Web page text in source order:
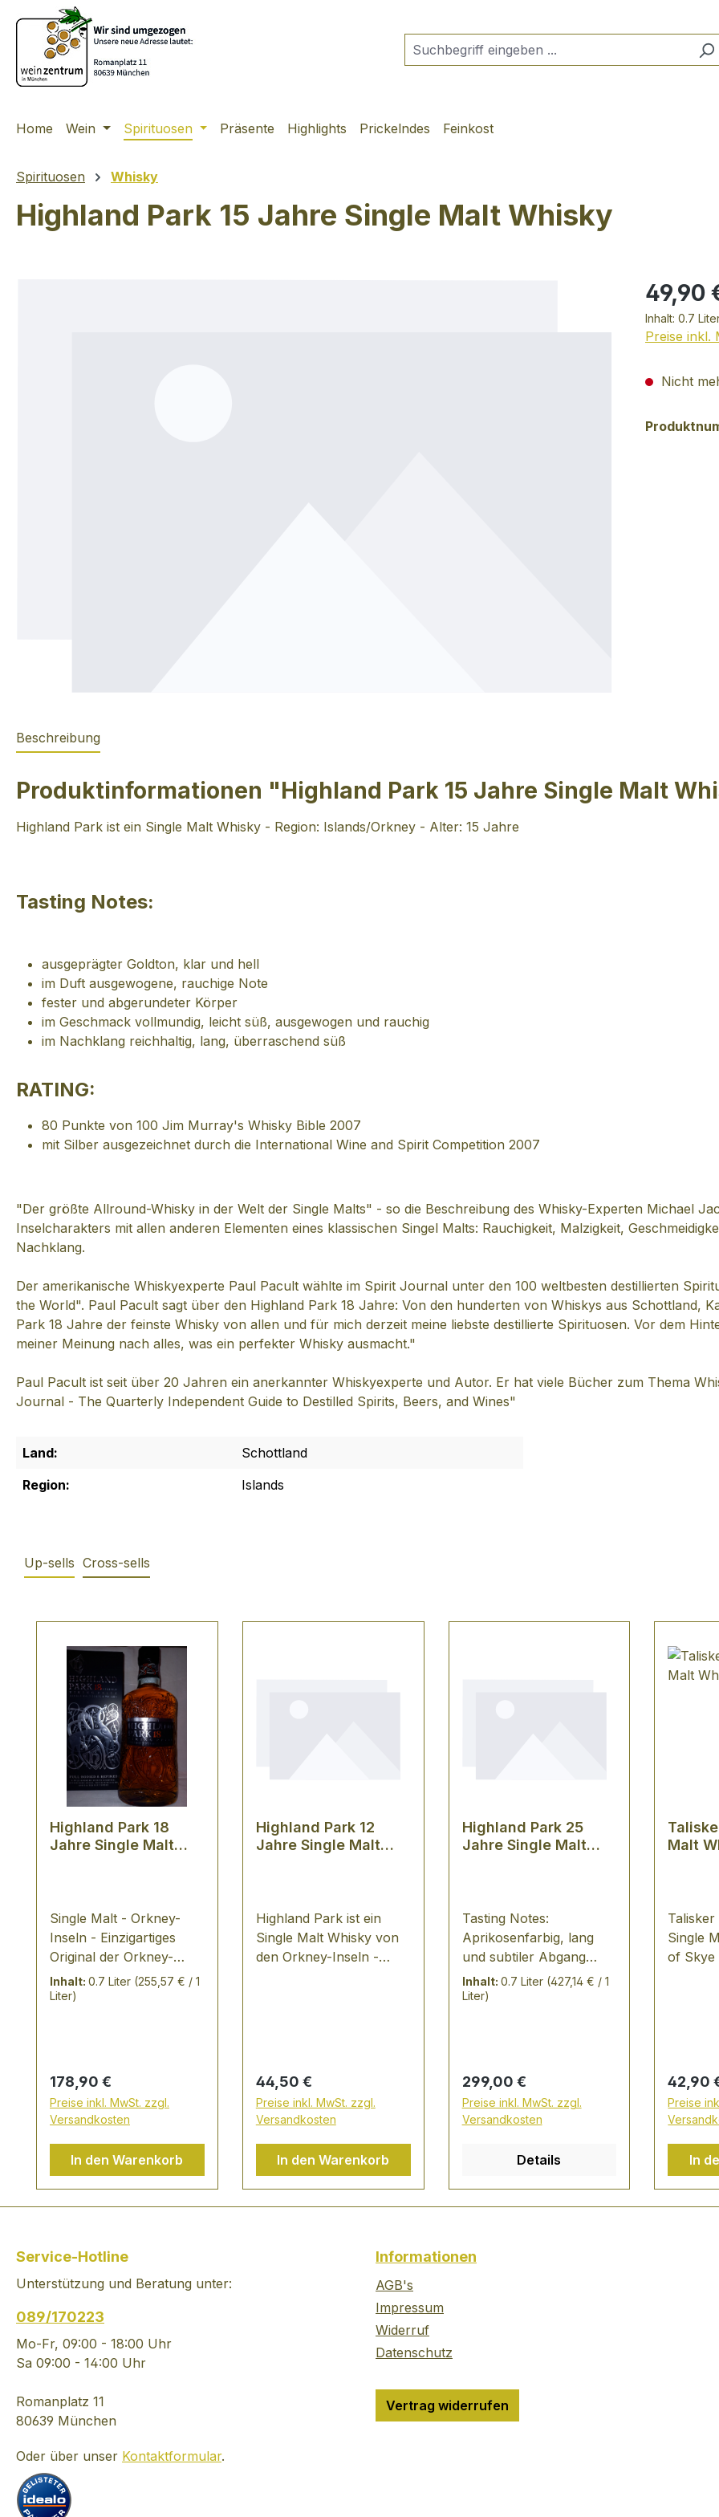
Hauptinhalt springen
Zur Suche springen
Zur Hauptnavigation springen
Home Wein Spirituosen Präsente Highlights Prickelndes Feinkost
Spirituosen Whisky
Highland Park 15 Jahre Single Malt Whisky
49,90
Inhalt: 0.7
Preise inkl.
Nicht
Beschreibung
Produktinformationen "Highland Park 15 Jahre Single Malt
Highland Park ist ein Single Malt Whisky - Region: Islands/Orkney - Alter: 15 Jahre
Tasting Notes:
ausgeprägter Goldton, klar und hell
im Duft ausgewogene, rauchige Note
fester und abgerundeter Körper
im Geschmack vollmundig, leicht süß, ausgewogen und rauchig
im Nachklang reichhaltig, lang, überraschend süß
RATING:
80 Punkte von 100 Jim Murray's Whisky Bible 2007
mit Silber ausgezeichnet durch die International Wine and Spirit Competition 2007
"Der größte Allround-Whisky in der Welt der Single Malts" - so die Beschreibung des Whisky-Experten Michael
Inselcharakters mit allen anderen Elementen eines klassischen Singel Malts: Rauchigkeit, Malzigkeit,
Nachklang.
Der amerikanische Whiskyexperte Paul Pacult wählte im Spirit Journal unter den 100 weltbesten destillierten
the World". Paul Pacult sagt über den Highland Park 18 Jahre: Von den hunderten von Whiskys aus Schottland,
Park 18 Jahre der feinste Whisky von allen und für mich derzeit meine liebste destillierte Spirituosen. Vor dem
meiner Meinung nach alles, was ein perfekter Whisky ausmacht."
Paul Pacult ist seit über 20 Jahren ein anerkannter Whiskyexperte und Autor. Er hat viele Bücher zum Thema
Journal - The Quarterly Independent Guide to Destilled Spirits, Beers, and Wines"
Land:
Schottland
Region:
Islands
Up-sells Cross-sells
Highland Park 18
Jahre Single Malt
Single Malt - Orkney-
Inseln - Einzigartiges
Original der Orkney-
Inseln - Die Destillerie
Highland Park liegt
über die nördlichen
Orkney-Inseln schweifen
lässt, wird sogleich von
ihrem Zauber und der
Mystik längst
vergangener Zeiten
erfasst.Das eigentliche
dass von jeher die
Mälzer zusätzlich
brennenden Torf
gegeben haben. Erst
dadurch erhält der
eigenen Heidehonig-
Akzent, der ihn so
macht. Während der
Reifezeit in Sherry-
Fässern hinterlässt die
Inhalt: 0.7 Liter (255,57 € / 1
Liter)
Regulärer Preis:
178,90 €
Preise inkl. MwSt. zzgl.
Versandkosten
In den Warenkorb
Highland Park 12
Jahre Single Malt
Highland Park ist ein
Single Malt Whisky von
den Orkney-Inseln -
High Park. Wer von hier
aus seinen Blick über die
nördlichen Orkney-
Inseln schweifen lässt,
wird sogleich von ihrem
Zauber und der Mystik
längst vergangener
von Highland Park ist
jedoch, dass von jeher
die Mälzer zusätzlich
gegeben haben. Erst
eigenen Heidehonig-
Regulärer Preis:
44,50 €
Preise inkl. MwSt. zzgl.
Versandkosten
In den Warenkorb
Highland Park 25
Jahre Single Malt
Tasting Notes:
Aprikosenfarbig, lang
und subtiler Abgang
nach Zedernholz in der
Farbe tiefes Rotgold, klar
Torfigkeit im Körper fest
und rund vollmundig und
reichhaltig im
,explosionsartige
Aromenentfaltung,
mittelsüß im Nachklang
sein Alter RATING: 89
"Der größte Allround-
Whisky in der Welt der
Inhalt: 0.7 Liter (427,14 € / 1
Liter)
Regulärer Preis:
299,00 €
Preise inkl. MwSt. zzgl.
Versandkosten
Details
Malt
Single
of Skye
- ein
salzigen
sind
42,90
Preise
In
Service-Hotline
Unterstützung und Beratung unter:
089/170223
Mo-Fr, 09:00 - 18:00 Uhr
Sa 09:00 - 14:00 Uhr
Romanplatz 11
80639 München
Oder über unser Kontaktformular.
Informationen
AGB's
Impressum
Widerruf
Datenschutz
Vertrag widerrufen